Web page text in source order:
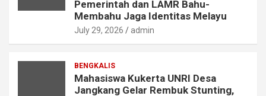
Pemerintah dan LAMR Bahu-
Membahu Jaga Identitas Melayu
July 29, 2026 admin
BENGKALIS
Mahasiswa Kukerta UNRI Desa
Jangkang Gelar Rembuk Stunting,